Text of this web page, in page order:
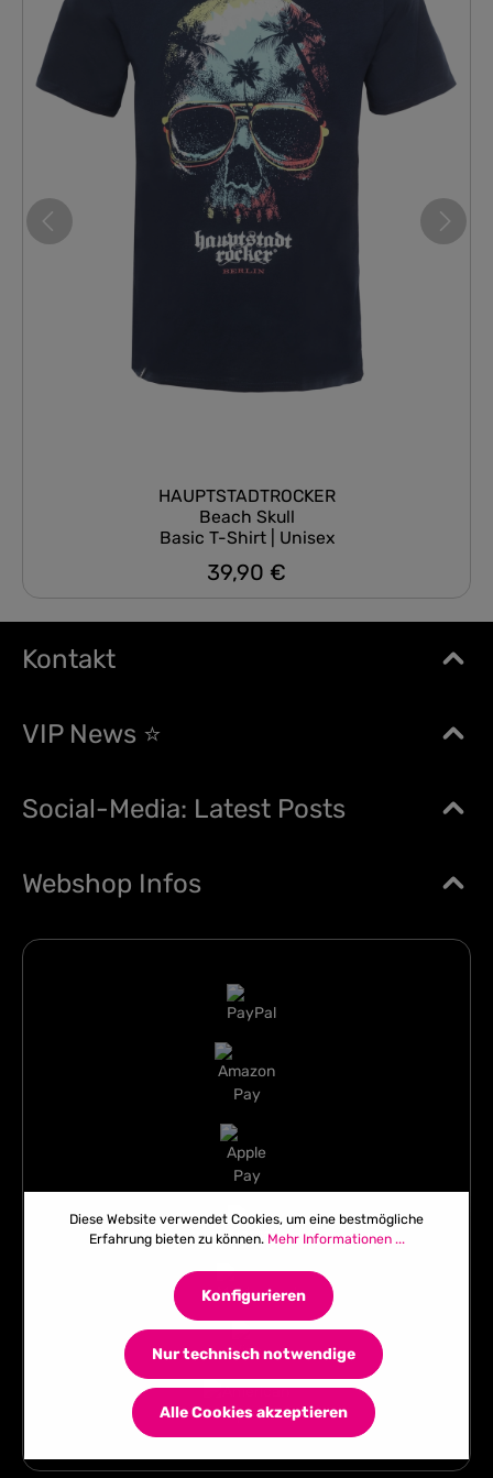
HAUPTSTADTROCKER
Beach Skull
Basic T-Shirt | Unisex
Regulärer Preis:
39,90 €
Kontakt
VIP News ⭐
Social-Media: Latest Posts
Webshop Infos
Diese Website verwendet Cookies, um eine bestmögliche
Erfahrung bieten zu können. Mehr Informationen ...
Nur technisch notwendige
Konfigurieren
Alle Cookies akzeptieren